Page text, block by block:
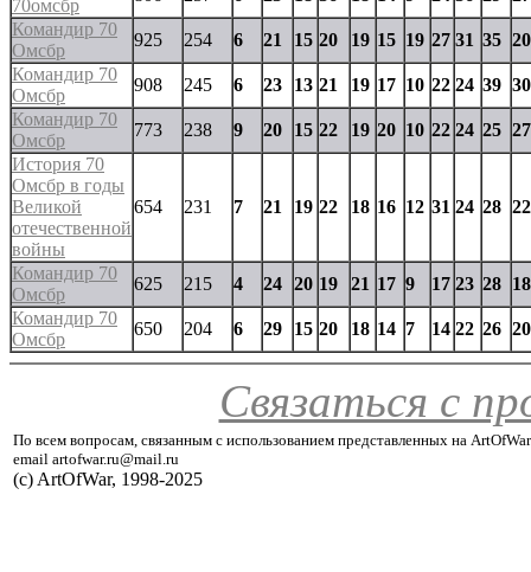
70омсбр
Командир 70
Омсбр
925 254 6 21 15 20 19 15 19 27 31 35 20
Командир 70
Омсбр
908 245 6 23 13 21 19 17 10 22 24 39 30
Командир 70
Омсбр
773 238 9 20 15 22 19 20 10 22 24 25 27
История 70
Омсбр в годы
Великой
отечественной
войны
654 231 7 21 19 22 18 16 12 31 24 28 22
Командир 70
Омсбр
625 215 4 24 20 19 21 17 9 17 23 28 18
Командир 70
Омсбр
650 204 6 29 15 20 18 14 7 14 22 26 20
Связаться с
По всем вопросам, связанным с использованием представленных на
email artofwar.ru@mail.ru
(с) ArtOfWar, 1998-2025